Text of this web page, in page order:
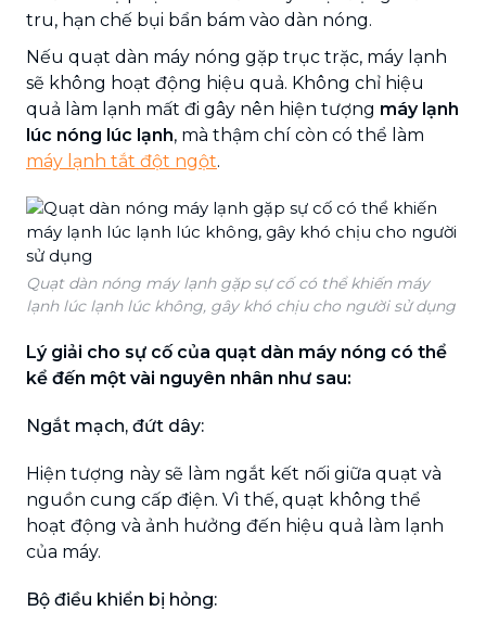
tru, hạn chế bụi bẩn bám vào dàn nóng.
Nếu quạt dàn máy nóng gặp trục trặc, máy lạnh
sẽ không hoạt động hiệu quả. Không chỉ hiệu
quả làm lạnh mất đi gây nên hiện tượng máy lạnh
lúc nóng lúc lạnh, mà thậm chí còn có thể làm
máy lạnh tắt đột ngột.
Quạt dàn nóng máy lạnh gặp sự cố có thể khiến máy
lạnh lúc lạnh lúc không, gây khó chịu cho người sử dụng
Lý giải cho sự cố của quạt dàn máy nóng có thể
kể đến một vài nguyên nhân như sau:
Ngắt mạch, đứt dây:
Hiện tượng này sẽ làm ngắt kết nối giữa quạt và
nguồn cung cấp điện. Vì thế, quạt không thể
hoạt động và ảnh hưởng đến hiệu quả làm lạnh
của máy.
Bộ điều khiển bị hỏng: